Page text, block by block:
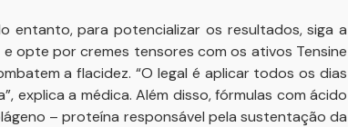
entanto, para potencializar os resultados, siga a
opte por cremes tensores com os ativos Tensine
a flacidez. “O legal é aplicar todos os dias
explica a médica. Além disso, fórmulas com ácido
– proteína responsável pela sustentação da